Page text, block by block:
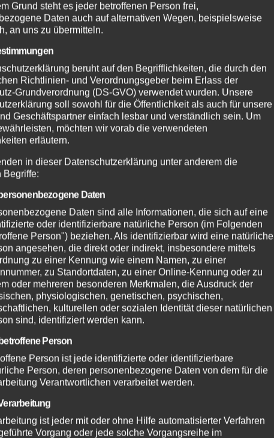
Jungfeuerwehr erlebt
24‑Stunden‑Tag voller Action
trainieren
NEUWIED
Ersthelfer-
Rund 50
in der VG
FEUERWEHR NEUWIED
Flächenbrand bei
Buchholz schnell
gelöscht – Wald vor
Grund steht es jeder betroffenen Person frei,
Daten auch auf alternativen Wegen, beispielsweise
an uns zu übermitteln.
beruht auf den Begrifflichkeiten, die durch den
Richtlinien- und Verordnungsgeber beim Erlass der
Grundverordnung (DS-GVO) verwendet wurden. Unsere
soll sowohl für die Öffentlichkeit als auch für unsere
Geschäftspartner einfach lesbar und verständlich sein. Um
möchten wir vorab die verwendeten
erläutern.
in dieser Datenschutzerklärung unter anderem die
Begriffe:
Daten
Daten sind alle Informationen, die sich auf eine
oder identifizierbare natürliche Person (im Folgenden
Person") beziehen. Als identifizierbar wird eine natürliche
angesehen, die direkt oder indirekt, insbesondere mittels
zu einer Kennung wie einem Namen, zu einer
zu Standortdaten, zu einer Online-Kennung oder zu
oder mehreren besonderen Merkmalen, die Ausdruck der
physiologischen, genetischen, psychischen,
kulturellen oder sozialen Identität dieser natürlichen
sind, identifiziert werden kann.
Person
Person ist jede identifizierte oder identifizierbare
Person, deren personenbezogene Daten von dem für die
Verantwortlichen verarbeitet werden.
ist jeder mit oder ohne Hilfe automatisierter Verfahren
Vorgang oder jede solche Vorgangsreihe im